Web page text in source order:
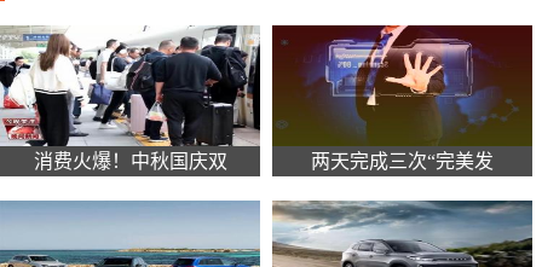
消费火爆！中秋国庆双 两天完成三次“完美发